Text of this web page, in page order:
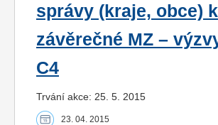
správy (kraje, obce) k
závěrečné MZ –
C4
Trvání akce: 25. 5. 2015
23. 04. 2015